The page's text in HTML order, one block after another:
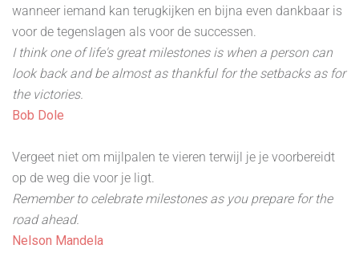
wanneer iemand kan terugkijken en bijna even dankbaar is
voor de tegenslagen als voor de successen.
I think one of life's great milestones is when a person can
look back and be almost as thankful for the setbacks as for
the victories.
Bob Dole
Vergeet niet om mijlpalen te vieren terwijl je je voorbereidt
op de weg die voor je ligt.
Remember to celebrate milestones as you prepare for the
road ahead.
Nelson Mandela